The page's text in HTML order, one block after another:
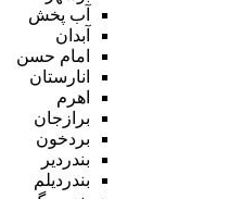
آب پخش
آبدان
امام حسن
انارستان
اهرم
برازجان
بردخون
بندردیر
بندردیلم